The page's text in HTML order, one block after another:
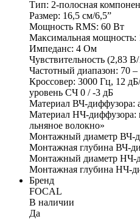
Тип: 2-полосная
Размер: 16,5 см/6,5”
Мощность RMS: 60 Вт
Максимальная мощность:
Импеданс: 4 Ом
Чувствительность (2,83
Частотный диапазон: 70
Кроссовер: 3000 Гц, 12
уровень СЧ 0 / -3 дБ
Материал ВЧ-диффузора:
Материал НЧ-диффузора:
льняное волокно»
Монтажный диаметр ВЧ-
Монтажная глубина ВЧ-
Монтажный диаметр НЧ-
Монтажная глубина НЧ-
Бренд
FOCAL
В наличии
Да